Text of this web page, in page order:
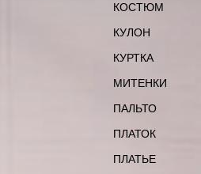
КОСТЮМ
КУЛОН
КУРТКА
МИТЕНКИ
ПАЛЬТО
ПЛАТОК
ПЛАТЬЕ